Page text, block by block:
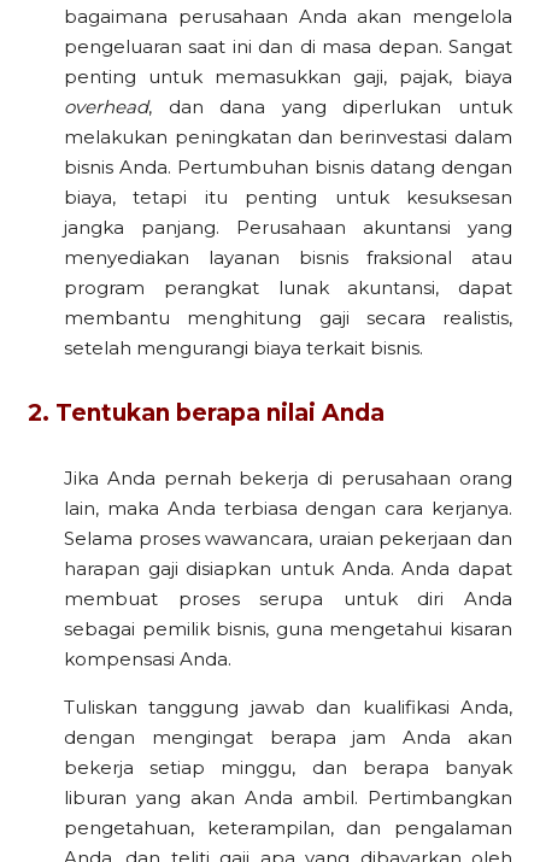
bagaimana perusahaan Anda akan mengelola
pengeluaran saat ini dan di masa depan. Sangat
penting untuk memasukkan gaji, pajak, biaya
overhead, dan dana yang diperlukan untuk
melakukan peningkatan dan berinvestasi dalam
bisnis Anda. Pertumbuhan bisnis datang dengan
biaya, tetapi itu penting untuk kesuksesan
jangka panjang. Perusahaan akuntansi yang
menyediakan layanan bisnis fraksional atau
program perangkat lunak akuntansi, dapat
membantu menghitung gaji secara realistis,
setelah mengurangi biaya terkait bisnis.
2. Tentukan berapa nilai Anda
Jika Anda pernah bekerja di perusahaan orang
lain, maka Anda terbiasa dengan cara kerjanya.
Selama proses wawancara, uraian pekerjaan dan
harapan gaji disiapkan untuk Anda. Anda dapat
membuat proses serupa untuk diri Anda
sebagai pemilik bisnis, guna mengetahui kisaran
kompensasi Anda.
Tuliskan tanggung jawab dan kualifikasi Anda,
dengan mengingat berapa jam Anda akan
bekerja setiap minggu, dan berapa banyak
liburan yang akan Anda ambil. Pertimbangkan
pengetahuan, keterampilan, dan pengalaman